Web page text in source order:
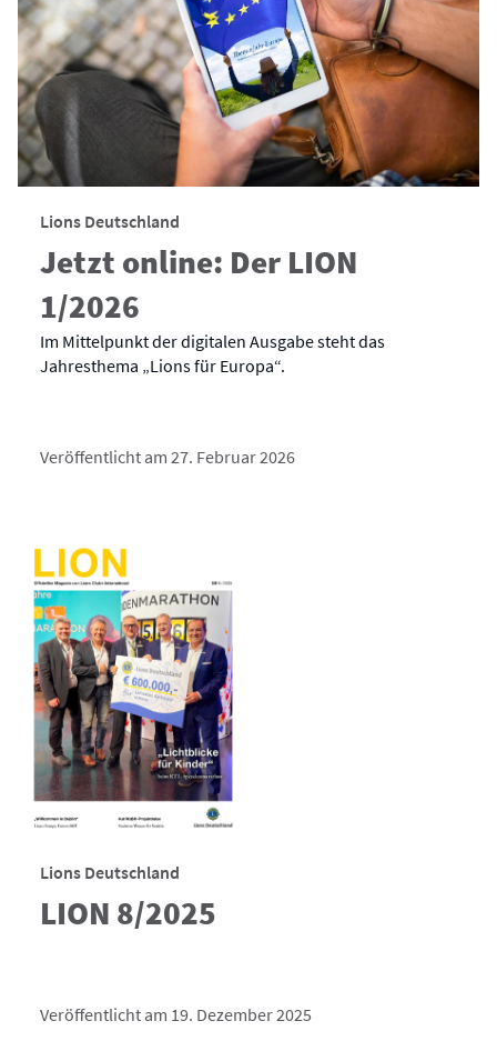
Lions Deutschland
Jetzt online: Der LION
1/2026
Im Mittelpunkt der digitalen Ausgabe steht das
Jahresthema „Lions für Europa“.
Veröffentlicht am 27. Februar 2026
Lions Deutschland
LION 8/2025
Veröffentlicht am 19. Dezember 2025